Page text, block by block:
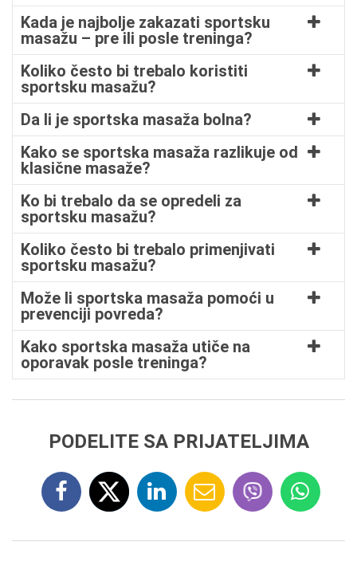
Kada je najbolje zakazati sportsku
masažu – pre ili posle treninga?
Koliko često bi trebalo koristiti
sportsku masažu?
Da li je sportska masaža bolna?
Kako se sportska masaža razlikuje od
klasične masaže?
Ko bi trebalo da se opredeli za
sportsku masažu?
Koliko često bi trebalo primenjivati
sportsku masažu?
Može li sportska masaža pomoći u
prevenciji povreda?
Kako sportska masaža utiče na
oporavak posle treninga?
PODELITE SA PRIJATELJIMA